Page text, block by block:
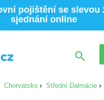
pojištění se slevou
sjednání online
Chorvatsko
Střední Dalmácie